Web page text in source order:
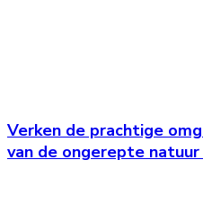
Verken de prachtige
van de ongerepte